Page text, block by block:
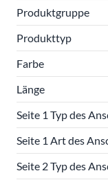
Produktgruppe
Produkttyp
Farbe
Länge
Seite 1 Typ des
Seite 1 Art des
Seite 2 Typ des